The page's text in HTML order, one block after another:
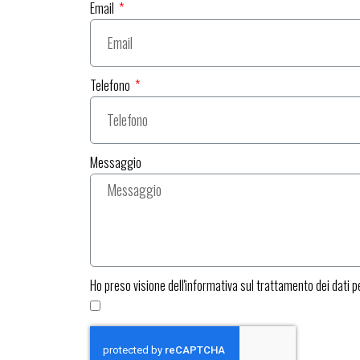
Email
Telefono
Messaggio
Ho preso visione dell'informativa sul trattamento dei dati